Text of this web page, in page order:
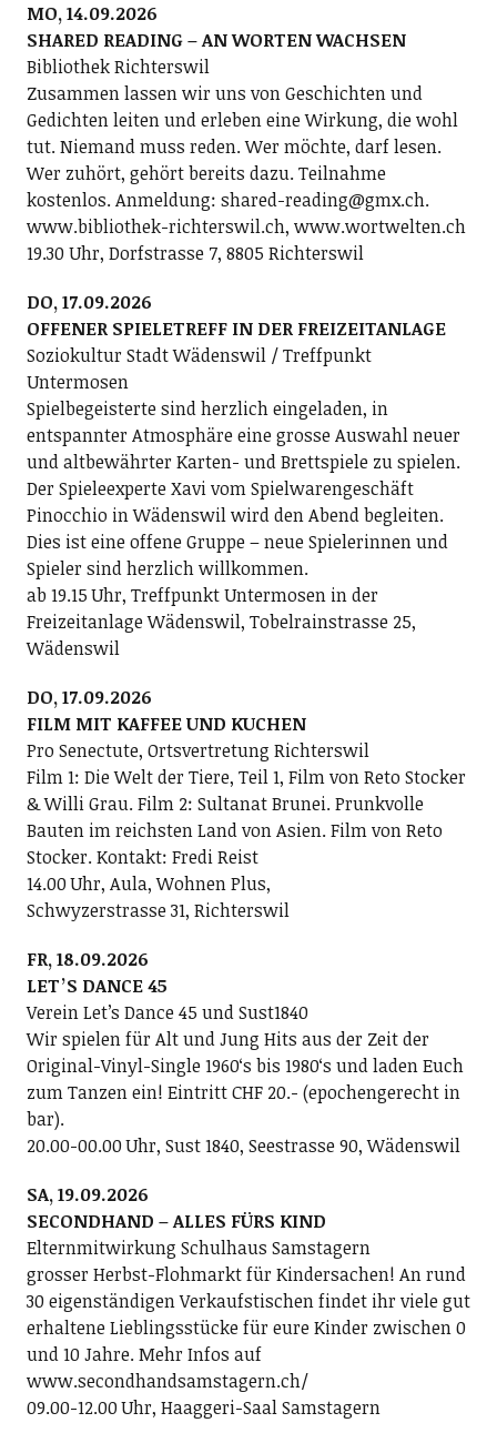
MO, 14.09.2026
SHARED READING – AN WORTEN WACHSEN
Bibliothek Richterswil
Zusammen lassen wir uns von Geschichten und
Gedichten leiten und erleben eine Wirkung, die wohl
tut. Niemand muss reden. Wer möchte, darf lesen.
Wer zuhört, gehört bereits dazu. Teilnahme
kostenlos. Anmeldung: shared-reading@gmx.ch.
www.bibliothek-richterswil.ch, www.wortwelten.ch
19.30 Uhr, Dorfstrasse 7, 8805 Richterswil
DO, 17.09.2026
OFFENER SPIELETREFF IN DER FREIZEITANLAGE
Soziokultur Stadt Wädenswil / Treffpunkt
Untermosen
Spielbegeisterte sind herzlich eingeladen, in
entspannter Atmosphäre eine grosse Auswahl neuer
und altbewährter Karten- und Brettspiele zu spielen.
Der Spieleexperte Xavi vom Spielwarengeschäft
Pinocchio in Wädenswil wird den Abend begleiten.
Dies ist eine offene Gruppe – neue Spielerinnen und
Spieler sind herzlich willkommen.
ab 19.15 Uhr, Treffpunkt Untermosen in der
Freizeitanlage Wädenswil, Tobelrainstrasse 25,
Wädenswil
DO, 17.09.2026
FILM MIT KAFFEE UND KUCHEN
Pro Senectute, Ortsvertretung Richterswil
Film 1: Die Welt der Tiere, Teil 1, Film von Reto Stocker
& Willi Grau. Film 2: Sultanat Brunei. Prunkvolle
Bauten im reichsten Land von Asien. Film von Reto
Stocker. Kontakt: Fredi Reist
14.00 Uhr, Aula, Wohnen Plus,
Schwyzerstrasse 31, Richterswil
FR, 18.09.2026
LETʼS DANCE 45
Verein Letʼs Dance 45 und Sust1840
Wir spielen für Alt und Jung Hits aus der Zeit der
Original-Vinyl-Single 1960ʻs bis 1980ʻs und laden Euch
zum Tanzen ein! Eintritt CHF 20.- (epochengerecht in
bar).
20.00-00.00 Uhr, Sust 1840, Seestrasse 90, Wädenswil
SA, 19.09.2026
SECONDHAND – ALLES FÜRS KIND
Elternmitwirkung Schulhaus Samstagern
grosser Herbst-Flohmarkt für Kindersachen! An rund
30 eigenständigen Verkaufstischen findet ihr viele gut
erhaltene Lieblingsstücke für eure Kinder zwischen 0
und 10 Jahre. Mehr Infos auf
www.secondhandsamstagern.ch/
09.00-12.00 Uhr, Haaggeri-Saal Samstagern